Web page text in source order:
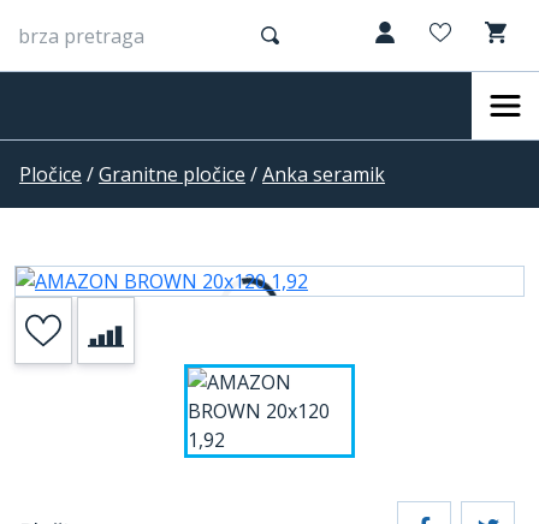
Pločice /Granitne pločice /Anka seramik